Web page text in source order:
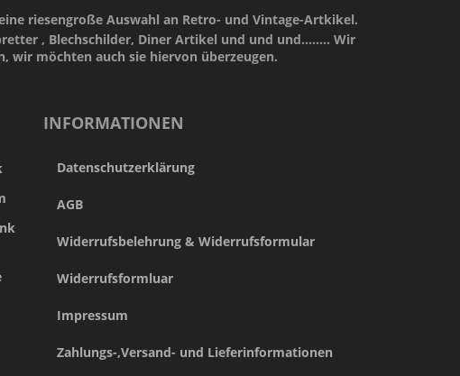
riesengroße Auswahl an Retro- und Vintage-Artkikel.
, Blechschilder, Diner Artikel und und und........ Wir
, wir möchten auch sie hiervon überzeugen.
INFORMATIONEN
Datenschutzerklärung
AGB
Widerrufsbelehrung & Widerrufsformular
Widerrufsformluar
Impressum
Zahlungs-,Versand- und Lieferinformationen